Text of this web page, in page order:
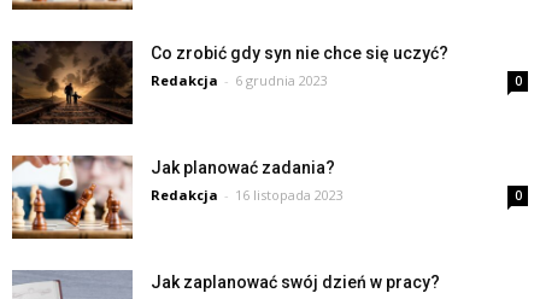
Co zrobić gdy syn nie chce się uczyć?
Redakcja - 6 grudnia 2023 0
Jak planować zadania?
Redakcja - 16 listopada 2023 0
Jak zaplanować swój dzień w pracy?